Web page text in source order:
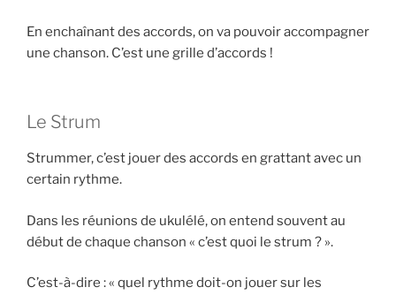
En enchaînant des accords, on va pouvoir accompagner
une chanson. C’est une grille d’accords !
Le Strum
Strummer, c’est jouer des accords en grattant avec un
certain rythme.
Dans les réunions de ukulélé, on entend souvent au
début de chaque chanson « c’est quoi le strum ? ».
C’est-à-dire : « quel rythme doit-on jouer sur les